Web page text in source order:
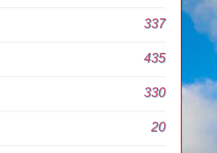
337
435
330
20